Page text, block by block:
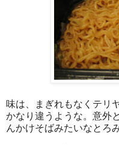
味は、まぎれもなくテリ
かなり違うような。意外
んかけそばみたいなとろ